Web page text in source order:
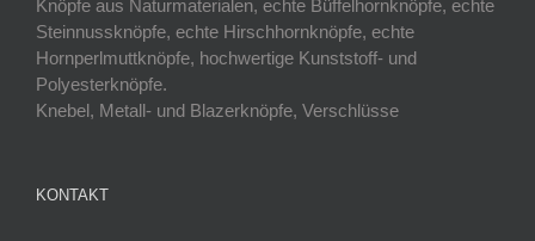
Knöpfe aus Naturmaterialen, echte Büffelhornknöpfe, echte
Steinnussknöpfe, echte Hirschhornknöpfe, echte
Hornperlmuttknöpfe, hochwertige Kunststoff- und
Polyesterknöpfe.
Knebel, Metall- und Blazerknöpfe, Verschlüsse
KONTAKT